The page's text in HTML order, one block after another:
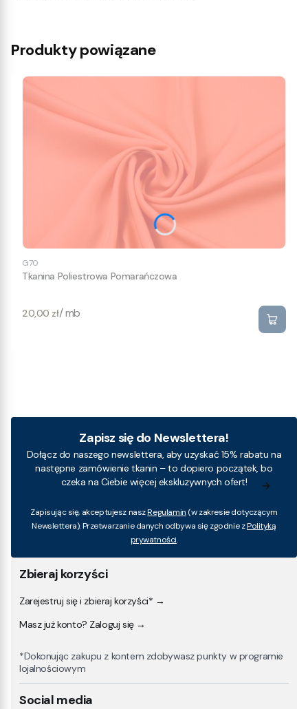
Produkty powiązane
G70
Tkanina Poliestrowa Pomarańczowa
Cena
20,00 zł/ mb
Zbieraj korzyści
Zarejestruj się i zbieraj korzyści* →
Masz już konto? Zaloguj się →
*Dokonując zakupu z kontem zdobywasz punkty w programie
lojalnościowym
Social media
Zapisz się do Newslettera!
Dołącz do naszego newslettera, aby uzyskać 15% rabatu na
następne zamówienie tkanin – to dopiero początek, bo
czeka na Ciebie więcej ekskluzywnych ofert!
Zapisując się, akceptujesz naszRegulamin (w zakresie dotyczącym
Newslettera). Przetwarzanie danych odbywa się zgodnie zPolityką
prywatności.